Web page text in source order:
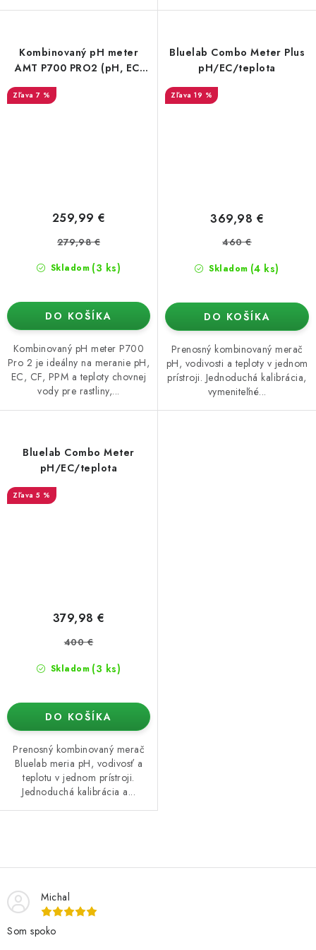
Kombinovaný pH meter
AMT P700 PRO2 (pH, EC,
7 %
Skladom (3 ks)
259,99 €
279,98 €
DO KOŠÍKA
Kombinovaný pH meter P700
Pro 2 je ideálny na meranie pH,
EC, CF, PPM a teploty chovnej
vody pre rastliny,...
Bluelab Combo Meter Plus
pH/EC/teplota
19 %
Skladom (4 ks)
369,98 €
460 €
DO KOŠÍKA
Prenosný kombinovaný merač
pH, vodivosti a teploty v jednom
prístroji. Jednoduchá kalibrácia,
vymeniteľné...
Bluelab Combo Meter
pH/EC/teplota
5 %
Skladom (3 ks)
379,98 €
400 €
DO KOŠÍKA
Prenosný kombinovaný merač
Bluelab meria pH, vodivosť a
teplotu v jednom prístroji.
Jednoduchá kalibrácia a...
v
l
á
d
Michal
Som spoko